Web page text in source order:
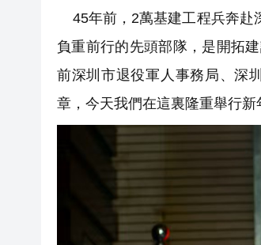
45年前，2萬基建工程兵奔赴
負重前行的先頭部隊，是開拓
前深圳市退役軍人事務局、深
章，今天我們在這裏隆重舉行